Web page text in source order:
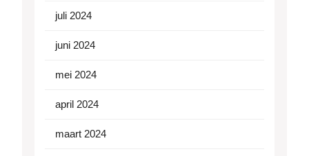
juli 2024
juni 2024
mei 2024
april 2024
maart 2024